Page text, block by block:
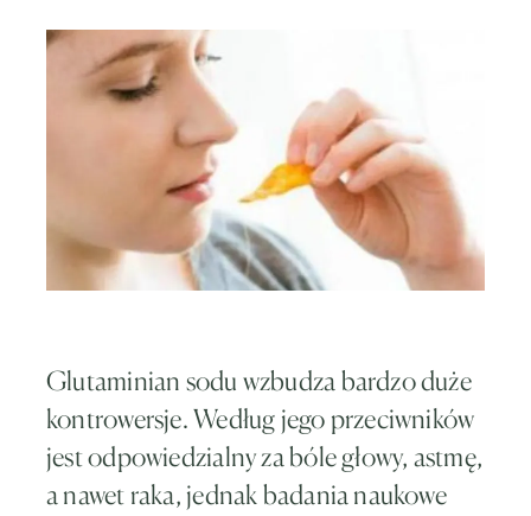
Glutaminian sodu wzbudza bardzo duże
kontrowersje. Według jego przeciwników
jest odpowiedzialny za bóle głowy, astmę,
a nawet raka, jednak badania naukowe